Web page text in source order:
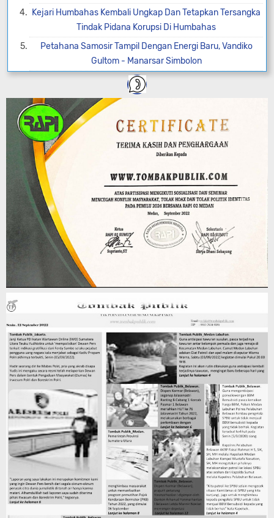
Kejari Humbahas Kembali Ungkap Dan Tetapkan Tersangka
Tindak Pidana Korupsi Di Humbahas
Petahana Samosir Tampil Dengan Energi Baru, Vandiko
Gultom - Manarsar Simbolon